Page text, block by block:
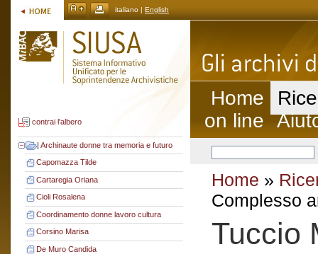
italiano | English
contrai l'albero
| Archinaute donne tra memoria e futuro
Capomazza Tilde
Cartaregia Oriana
Cioli Rosalena
Coordinamento donne lavoro cultura
Corsino Marisa
De Muro Candida
Home
on line
Home »
Complesso
Tuccio